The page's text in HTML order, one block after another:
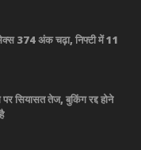
374 अंक चढ़ा, निफ्टी में 11
सियासत तेज, बुकिंग रद्द होने